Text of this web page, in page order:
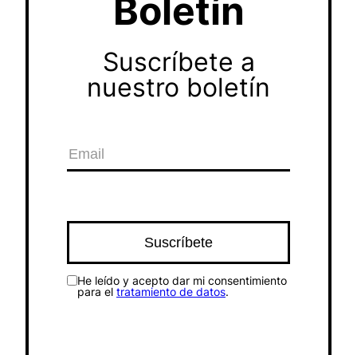
Boletín
Suscríbete a
nuestro boletín
He leído y acepto dar mi consentimiento
para el tratamiento de datos.